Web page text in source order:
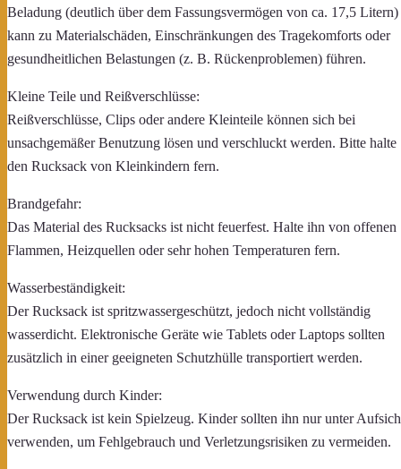
Beladung (deutlich über dem Fassungsvermögen von ca. 17,5 Litern)
kann zu Materialschäden, Einschränkungen des Tragekomforts oder
gesundheitlichen Belastungen (z. B. Rückenproblemen) führen.
Kleine Teile und Reißverschlüsse:
Reißverschlüsse, Clips oder andere Kleinteile können sich bei
unsachgemäßer Benutzung lösen und verschluckt werden. Bitte halte
den Rucksack von Kleinkindern fern.
Brandgefahr:
Das Material des Rucksacks ist nicht feuerfest. Halte ihn von offenen
Flammen, Heizquellen oder sehr hohen Temperaturen fern.
Wasserbeständigkeit:
Der Rucksack ist spritzwassergeschützt, jedoch nicht vollständig
wasserdicht. Elektronische Geräte wie Tablets oder Laptops sollten
zusätzlich in einer geeigneten Schutzhülle transportiert werden.
Verwendung durch Kinder:
Der Rucksack ist kein Spielzeug. Kinder sollten ihn nur unter
verwenden, um Fehlgebrauch und Verletzungsrisiken zu vermeiden.